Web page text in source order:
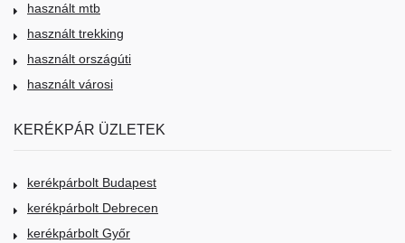
használt mtb
használt trekking
használt országúti
használt városi
KERÉKPÁR ÜZLETEK
kerékpárbolt Budapest
kerékpárbolt Debrecen
kerékpárbolt Győr